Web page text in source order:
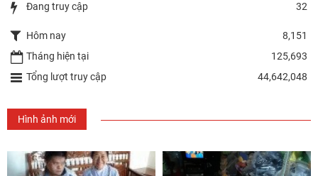
Đang truy cập 32
Hôm nay
8,151
Tháng hiện tại
125,693
Tổng lượt truy cập
44,642,048
Hình ảnh mới